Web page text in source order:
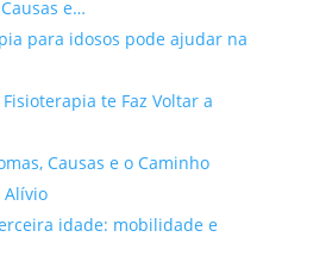
e…
para idosos pode ajudar na
Fisioterapia te Faz Voltar a
Causas e o Caminho
Alívio
idade: mobilidade e